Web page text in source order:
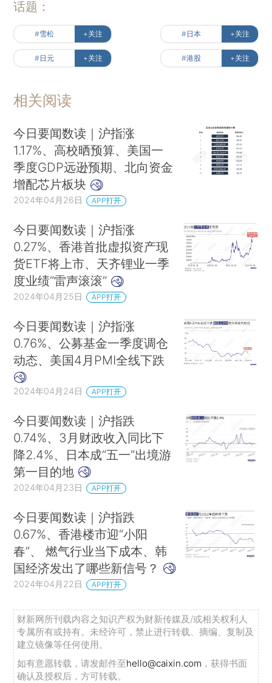
话题：
#雪松 +关注 #日本 +关注
#日元 +关注 #港股 +关注
相关阅读
今日要闻数读｜沪指涨
1.17%、高校晒预算、美国一
季度GDP远逊预期、北向资金
增配芯片板块
2024年04月26日 APP打开
今日要闻数读｜沪指涨
0.27%、香港首批虚拟资产现
货ETF将上市、天齐锂业一季
度业绩“雷声滚滚”
2024年04月25日 APP打开
今日要闻数读｜沪指涨
0.76%、公募基金一季度调仓
动态、美国4月PMI全线下跌
2024年04月24日 APP打开
今日要闻数读｜沪指跌
0.74%、3月财政收入同比下
降2.4%、日本成“五一”出境游
第一目的地
2024年04月23日 APP打开
今日要闻数读｜沪指跌
0.67%、香港楼市迎“小阳
春”、 燃气行业当下成本、韩
国经济发出了哪些新信号？
2024年04月22日 APP打开
财新网所刊载内容之知识产权为财新传媒及/或相关权利人
专属所有或持有。未经许可，禁止进行转载、摘编、复制及
建立镜像等任何使用。
如有意愿转载，请发邮件至hello@caixin.com ，获得书面
确认及授权后，方可转载。